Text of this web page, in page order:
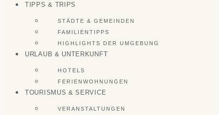
TIPPS & TRIPS
STÄDTE & GEMEINDEN
FAMILIENTIPPS
HIGHLIGHTS DER UMGEBUNG
URLAUB & UNTERKUNFT
HOTELS
FERIENWOHNUNGEN
TOURISMUS & SERVICE
VERANSTALTUNGEN